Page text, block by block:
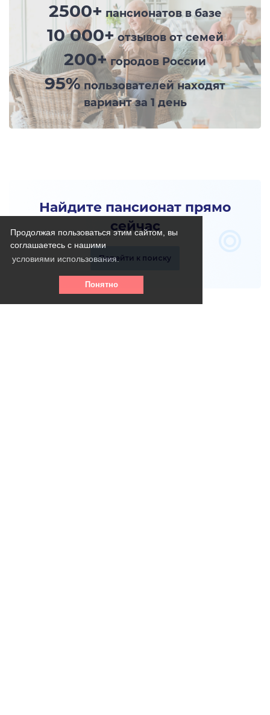
Продолжая пользоваться этим сайтом, вы
соглашаетесь с нашими
условиями использования.
Понятно
2500+ пансионатов в базе
10 000+отзывов от семей
200+городов России
95%пользователей находят
вариант за 1 день
Найдите пансионат прямо
сейчас
Перейти к поиску